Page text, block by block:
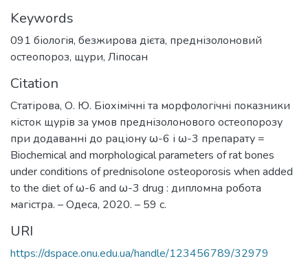
Keywords
091 біологія, безжирова дієта, преднізолоновий
остеопороз, щури, Ліпосан
Citation
Статірова, О. Ю. Біохімічні та морфологічні показники
кісток щурів за умов преднізолонового остеопорозу
при додаванні до раціону ω-6 і ω-3 препарату =
Biochemical and morphological parameters of rat bones
under conditions of prednisolone osteoporosis when added
to the diet of ω-6 and ω-3 drug : дипломна робота
магістра. – Одеса, 2020. – 59 с.
URI
https://dspace.onu.edu.ua/handle/123456789/32979